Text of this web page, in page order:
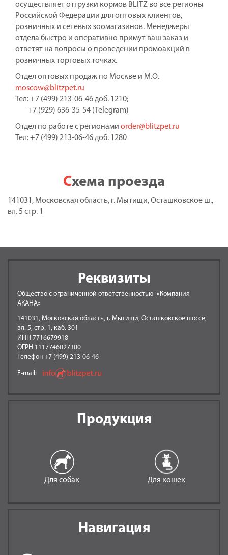
осуществляет отгрузки кормов BLITZ во все регионы
Российской Федерации для оптовых клиентов,
розничных и сетевых зоомагазинов. Менеджеры
отдела быстро и оперативно примут ваш заказ и
ответят на вопросы о проведении промоакций в
розничных торговых точках.
Отдел оптовых продаж по Москве и М.О.
moscow@blitzpet.ru
Тел: +7 (499) 213-06-46 доб. 1210;
+7 (929) 636-35-54 (Telegram)
Отдел по работе с регионами order@blitzpet.ru
Тел: +7 (499) 213-06-46 доб. 1280
Схема проезда
141031, Московская область, г. Мытищи, Осташковское ш.,
вл. 5 стр. 1
Реквизиты
Общество с ограниченной ответственностью «Компания
АКАНА»
141031, Московская область, г. Мытищи, Осташковское шоссе,
вл. 5, стр. 1, каб. 301
ИНН 7716679918
ОГРН 1117746027300
Телефон +7 (499) 213-06-46
E-mail:
Продукция
Для собак Для кошек
Навигация